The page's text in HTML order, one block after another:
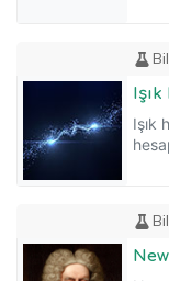
Işık
Işık